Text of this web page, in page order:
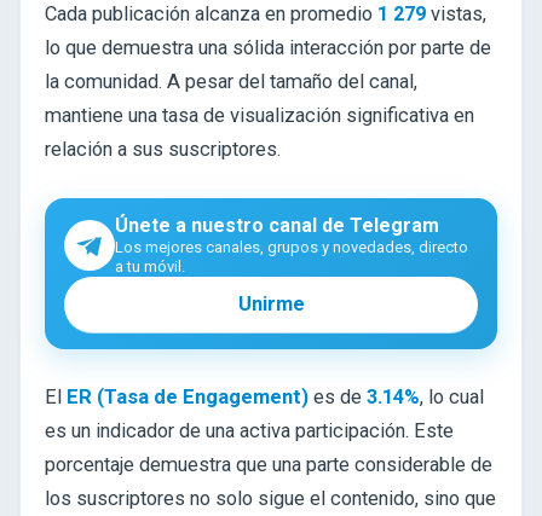
Cada publicación alcanza en promedio 1 279 vistas,
lo que demuestra una sólida interacción por parte de
la comunidad. A pesar del tamaño del canal,
mantiene una tasa de visualización significativa en
relación a sus suscriptores.
Únete a nuestro canal de Telegram
Los mejores canales, grupos y novedades, directo
a tu móvil.
Unirme
El ER (Tasa de Engagement) es de 3.14%, lo cual
es un indicador de una activa participación. Este
porcentaje demuestra que una parte considerable de
los suscriptores no solo sigue el contenido, sino que